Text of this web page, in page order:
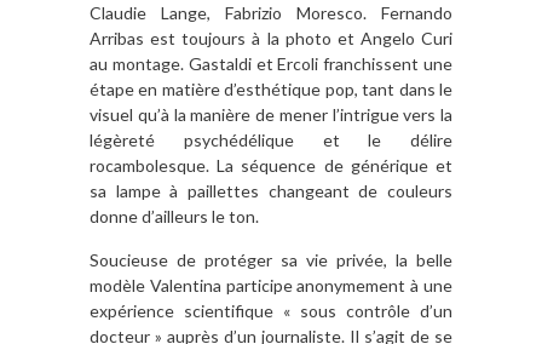
Claudie Lange, Fabrizio Moresco. Fernando
Arribas est toujours à la photo et Angelo Curi
au montage. Gastaldi et Ercoli franchissent une
étape en matière d’esthétique pop, tant dans le
visuel qu’à la manière de mener l’intrigue vers la
légèreté psychédélique et le délire
rocambolesque. La séquence de générique et
sa lampe à paillettes changeant de couleurs
donne d’ailleurs le ton.
Soucieuse de protéger sa vie privée, la belle
modèle Valentina participe anonymement à une
expérience scientifique « sous contrôle d’un
docteur » auprès d’un journaliste. Il s’agit de se